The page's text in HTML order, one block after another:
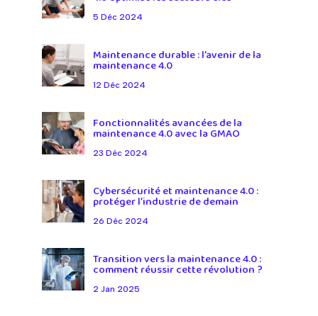
5 Déc 2024
Maintenance durable : l’avenir de la
maintenance 4.0
12 Déc 2024
Fonctionnalités avancées de la
maintenance 4.0 avec la GMAO
23 Déc 2024
Cybersécurité et maintenance 4.0 :
protéger l’industrie de demain
26 Déc 2024
Transition vers la maintenance 4.0 :
comment réussir cette révolution ?
2 Jan 2025